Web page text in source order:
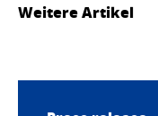
Weitere Artikel